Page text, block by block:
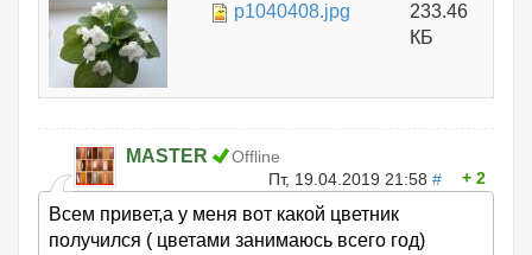
p1040408.jpg
233.46
КБ
MASTER
Offline
Пт, 19.04.2019 21:58 # 2
Всем привет,а у меня вот какой цветник
получился ( цветами занимаюсь всего год)